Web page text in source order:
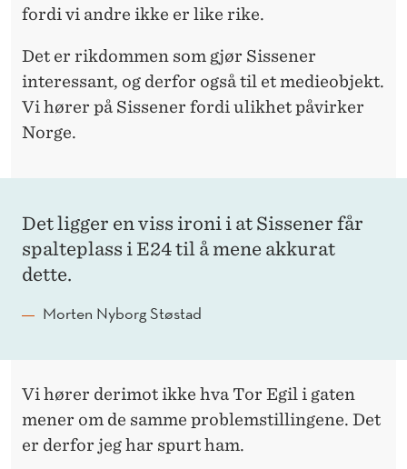
fordi vi andre ikke er like rike.
Det er rikdommen som gjør Sissener
interessant, og derfor også til et medieobjekt.
Vi hører på Sissener fordi ulikhet påvirker
Norge.
Det ligger en viss ironi i at Sissener får
spalteplass i E24 til å mene akkurat
dette.
Morten Nyborg Støstad
Vi hører derimot ikke hva Tor Egil i gaten
mener om de samme problemstillingene. Det
er derfor jeg har spurt ham.